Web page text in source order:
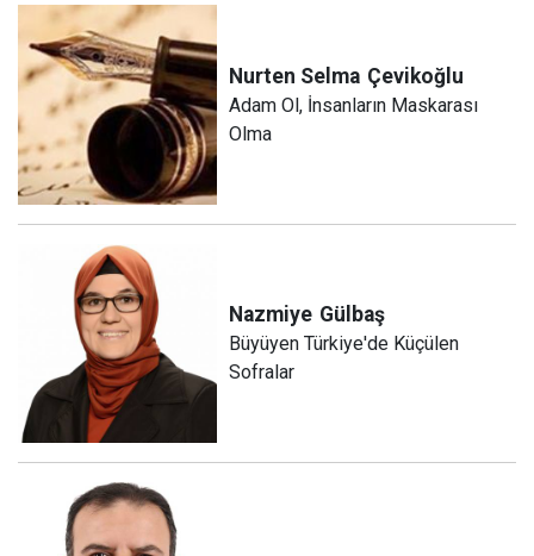
Nurten Selma Çevikoğlu
Adam Ol, İnsanların Maskarası
Olma
Nazmiye Gülbaş
Büyüyen Türkiye'de Küçülen
Sofralar